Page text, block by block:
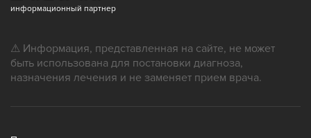
информационный партнер
⚠ Информация, представленная на сайте, не может
быть использована для постановки диагноза,
назначения лечения и не заменяет прием врача.